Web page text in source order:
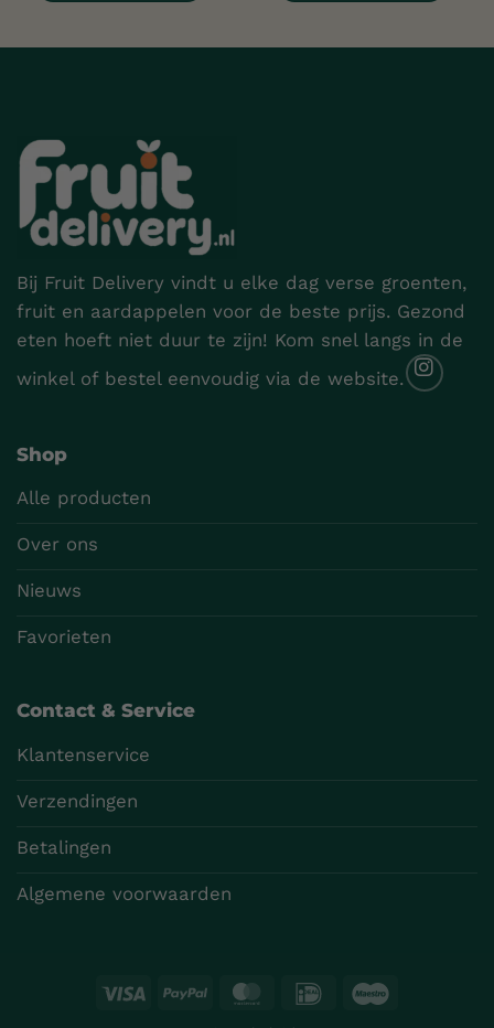
Bij Fruit Delivery vindt u elke dag verse groenten,
fruit en aardappelen voor de beste prijs. Gezond
eten hoeft niet duur te zijn! Kom snel langs in de
winkel of bestel eenvoudig via de website.
Shop
Alle producten
Over ons
Nieuws
Favorieten
Contact & Service
Klantenservice
Verzendingen
Betalingen
Algemene voorwaarden
Visa PayPal MasterCard
IDeal